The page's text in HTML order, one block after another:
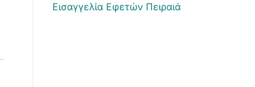
Εισαγγελία Εφετών Πειραιά